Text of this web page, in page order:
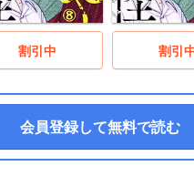
割引中 割引
会員登録して無料で読む